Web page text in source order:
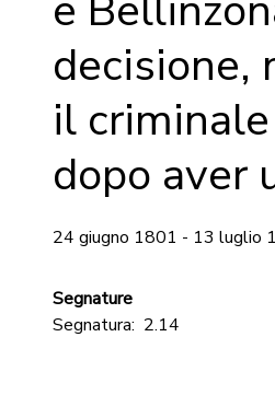
decisione,
il
dopo aver
24 giugno 1801 - 13 luglio
Segnature
Segnatura: 2.14